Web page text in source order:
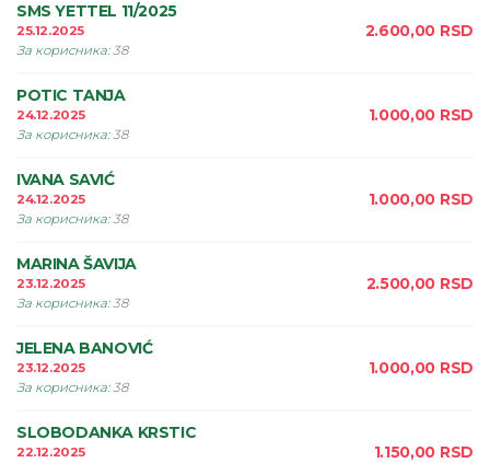
SMS YETTEL 11/2025
25.12.2025
За корисника:38
2.600,00 RSD
POTIC TANJA
24.12.2025
За корисника:38
1.000,00 RSD
IVANA SAVIĆ
24.12.2025
За корисника:38
1.000,00 RSD
MARINA ŠAVIJA
23.12.2025
За корисника:38
2.500,00 RSD
JELENA BANOVIĆ
23.12.2025
За корисника:38
1.000,00 RSD
SLOBODANKA KRSTIC
22.12.2025
1.150,00 RSD